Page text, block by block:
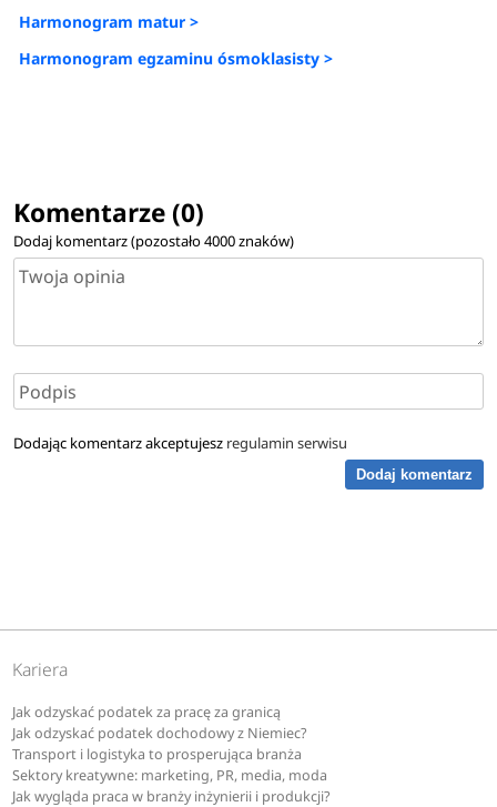
Harmonogram matur >
Harmonogram egzaminu ósmoklasisty >
Komentarze (0)
Dodaj komentarz (pozostało4000znaków)
Dodając komentarz akceptujesz regulamin serwisu
Dodaj komentarz
Kariera
Jak odzyskać podatek za pracę za granicą
Jak odzyskać podatek dochodowy z Niemiec?
Transport i logistyka to prosperująca branża
Sektory kreatywne: marketing, PR, media, moda
Jak wygląda praca w branży inżynierii i produkcji?